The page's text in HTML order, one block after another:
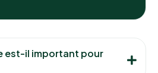
est-il important pour